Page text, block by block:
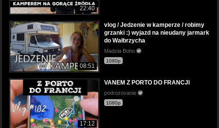
22:40
08:51
vlog / Jedzenie w kamperze / robimy
grzanki :) wyjazd na nieudany jarmark
do Wałbrzycha
Madzia Boho
1080p
17:12
VANEM Z PORTO DO FRANCJI
podrozovanie
1080p